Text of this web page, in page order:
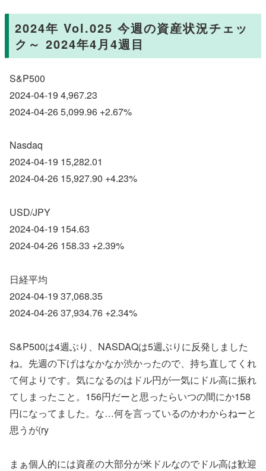
2024年 Vol.025 今週の資産状況チェッ
ク～ 2024年4月4週目
S&P500
2024-04-19 4,967.23
2024-04-26 5,099.96 +2.67%
Nasdaq
2024-04-19 15,282.01
2024-04-26 15,927.90 +4.23%
USD/JPY
2024-04-19 154.63
2024-04-26 158.33 +2.39%
日経平均
2024-04-19 37,068.35
2024-04-26 37,934.76 +2.34%
S&P500は4週ぶり、NASDAQは5週ぶりに反発しました
ね。先週の下げはなかなか渋かったので、持ち直してくれ
て何よりです。気になるのはドル円が一気にドル高に振れ
てしまったこと。156円だーと思ったらいつの間にか158
円になってました。な…何を言っているのかわからねーと
思うが(ry
まぁ個人的には資産の大部分が米ドルなのでドル高は歓迎